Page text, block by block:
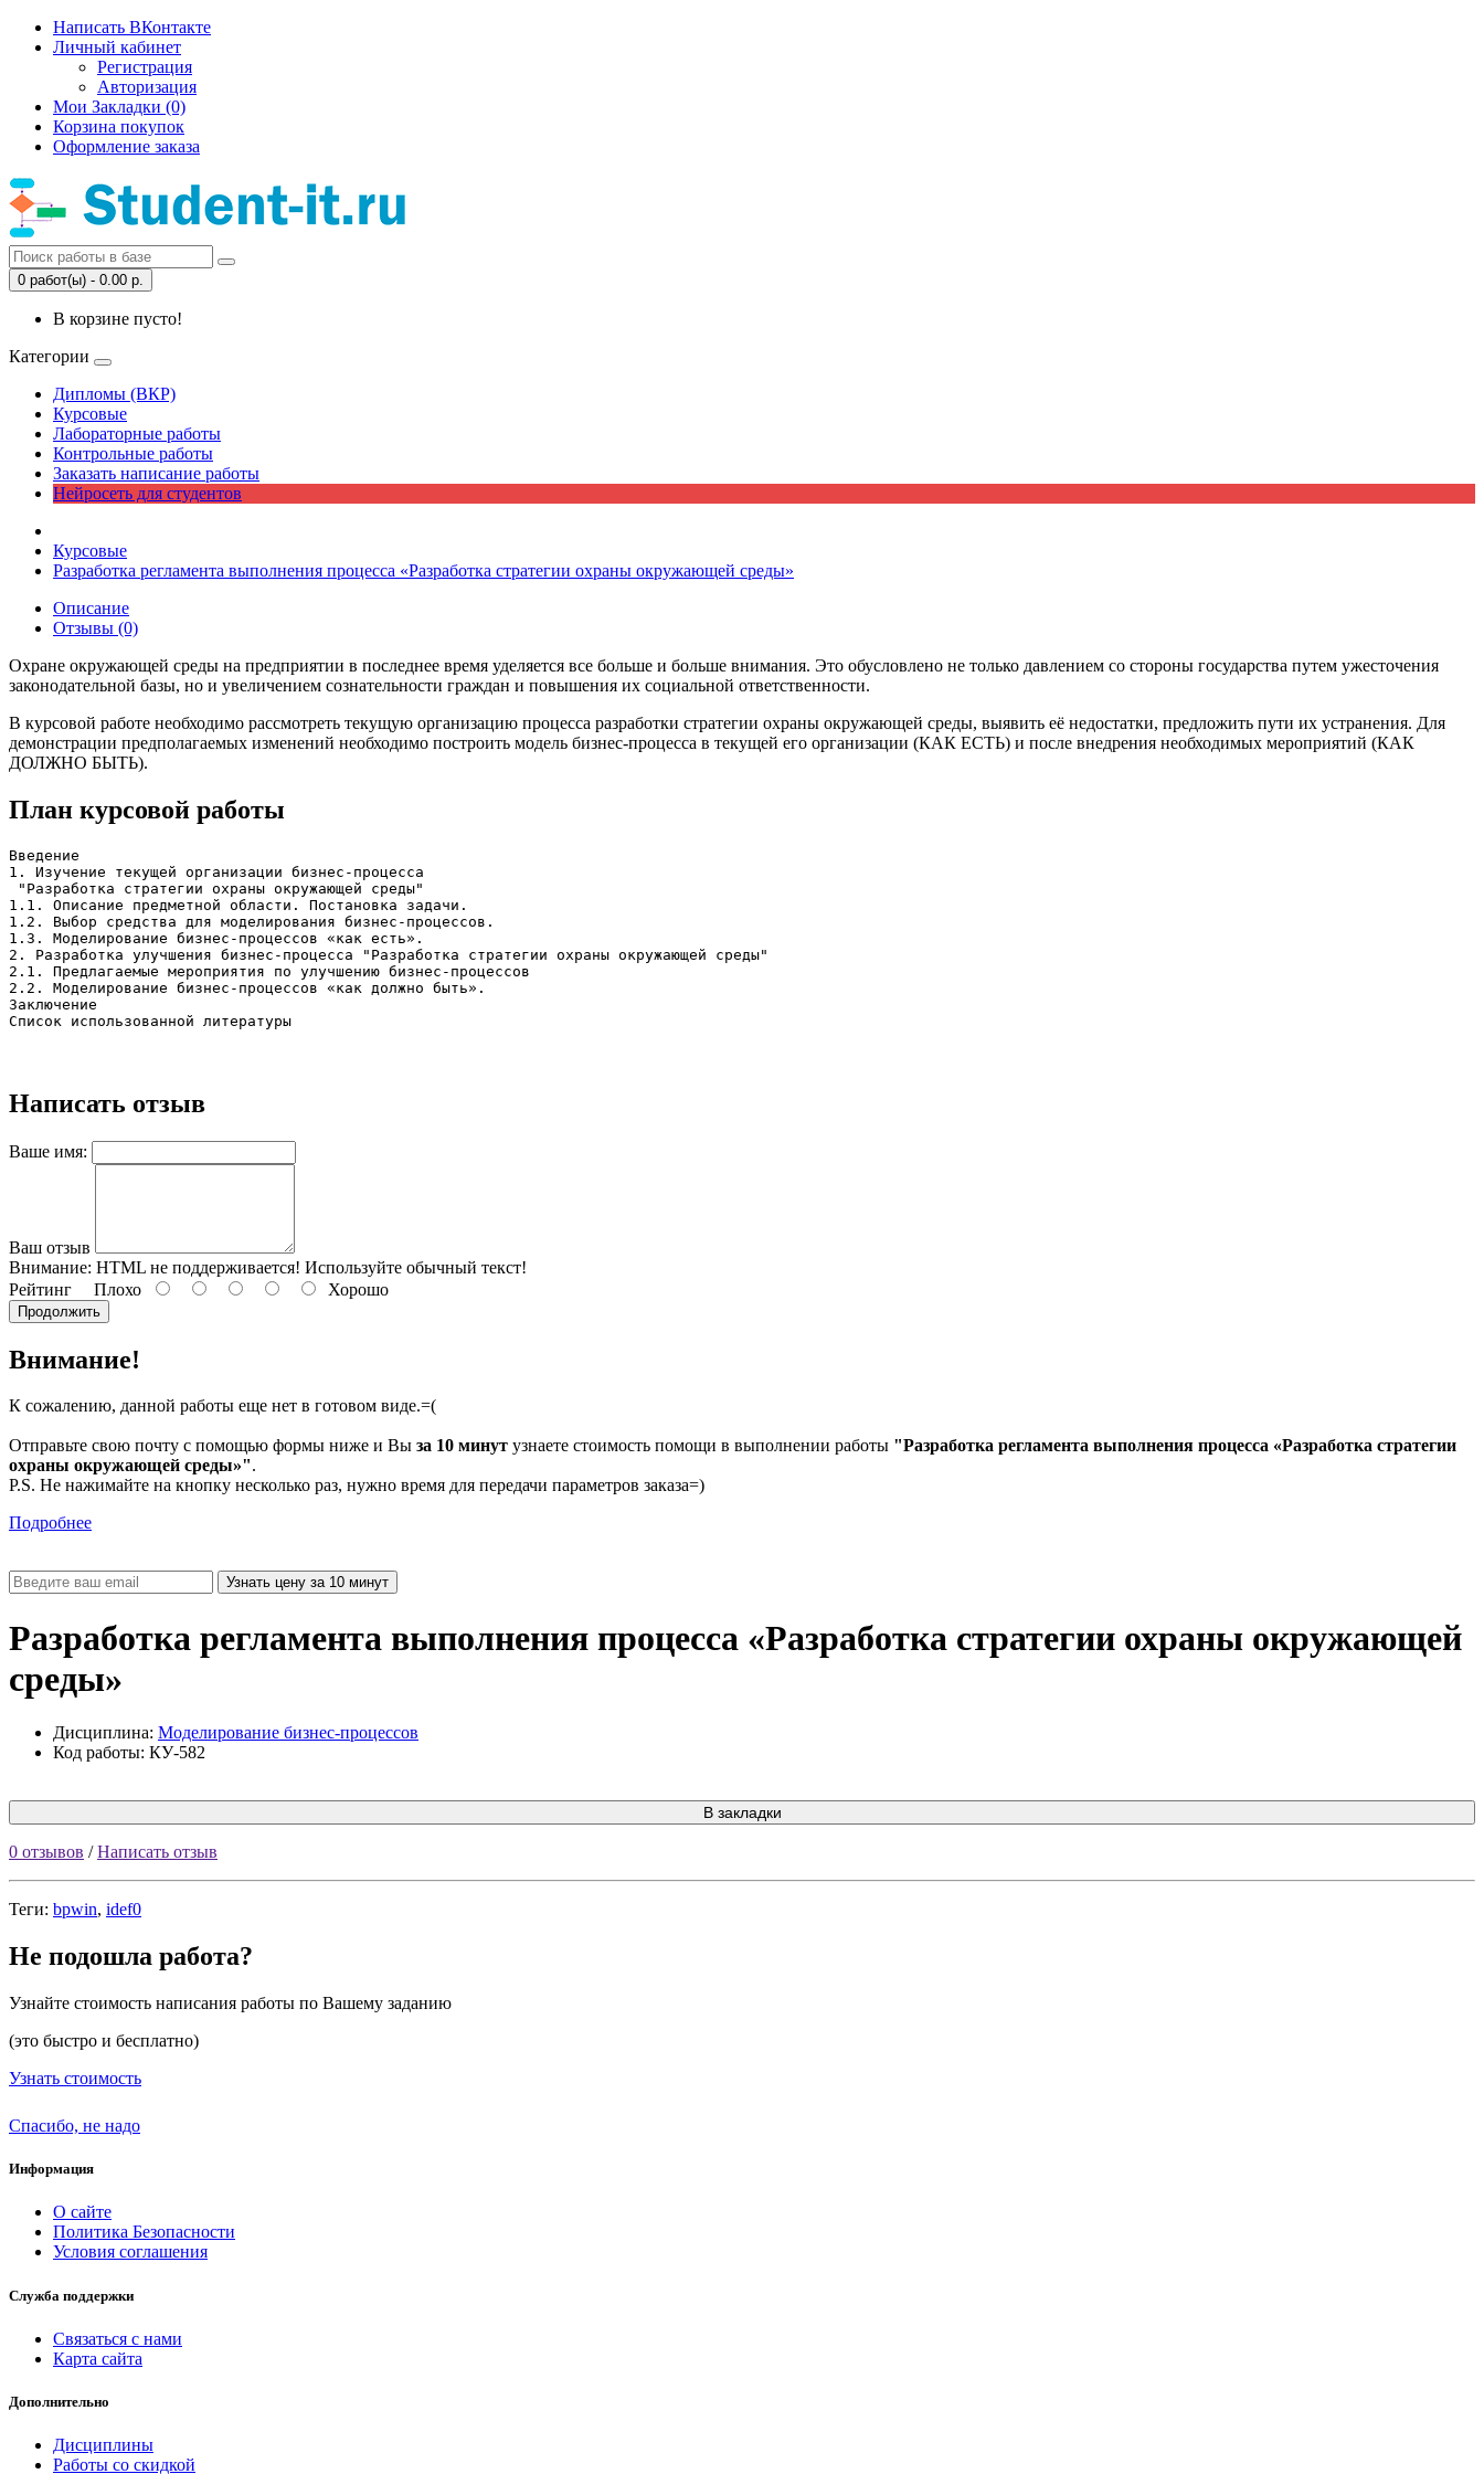
Написать ВКонтакте
Личный кабинет
Регистрация
Авторизация
Мои Закладки (0)
Корзина покупок
Оформление заказа
0 работ(ы) - 0.00 р.
В корзине пусто!
Категории
Дипломы (ВКР)
Курсовые
Лабораторные работы
Контрольные работы
Заказать написание работы
Нейросеть для студентов
Курсовые
Разработка регламента выполнения процесса «Разработка стратегии охраны окружающей среды»
Описание
Отзывы (0)
Охране окружающей среды на предприятии в последнее время уделяется все больше и больше внимания. Это обусловлено не только давлением со стороны государства путем ужесточения
законодательной базы, но и увеличением сознательности граждан и повышения их социальной ответственности.
В курсовой работе необходимо рассмотреть текущую организацию процесса разработки стратегии охраны окружающей среды, выявить её недостатки, предложить пути их устранения. Для
демонстрации предполагаемых изменений необходимо построить модель бизнес-процесса в текущей его организации (КАК ЕСТЬ) и после внедрения необходимых мероприятий (КАК
ДОЛЖНО БЫТЬ).
План курсовой работы
Введение
1. Изучение текущей организации бизнес-процесса
"Разработка стратегии охраны окружающей среды"
1.1. Описание предметной области. Постановка задачи.
1.2. Выбор средства для моделирования бизнес-процессов.
1.3. Моделирование бизнес-процессов «как есть».
2. Разработка улучшения бизнес-процесса "Разработка стратегии охраны окружающей среды"
2.1. Предлагаемые мероприятия по улучшению бизнес-процессов
2.2. Моделирование бизнес-процессов «как должно быть».
Заключение
Написать отзыв
Ваше имя:
Ваш отзыв
Внимание: HTML не поддерживается! Используйте обычный текст!
Рейтинг Плохо Хорошо
Продолжить
Внимание!
К сожалению, данной работы еще нет в готовом виде.=(
Отправьте свою почту с помощью формы ниже и Вы за 10 минут узнаете стоимость помощи в выполнении работы "Разработка регламента выполнения процесса «Разработка стратегии
охраны окружающей среды»".
P.S. Не нажимайте на кнопку несколько раз, нужно время для передачи параметров заказа=)
Подробнее
Разработка регламента выполнения процесса «Разработка стратегии охраны окружающей
среды»
Дисциплина: Моделирование бизнес-процессов
Код работы: КУ-582
В закладки
0 отзывов /Написать отзыв
Теги: bpwin, idef0
Не подошла работа?
Узнайте стоимость написания работы по Вашему заданию
(это быстро и бесплатно)
Узнать стоимость
Спасибо, не надо
Информация
О сайте
Политика Безопасности
Условия соглашения
Служба поддержки
Связаться с нами
Карта сайта
Дополнительно
Дисциплины
Работы со скидкой